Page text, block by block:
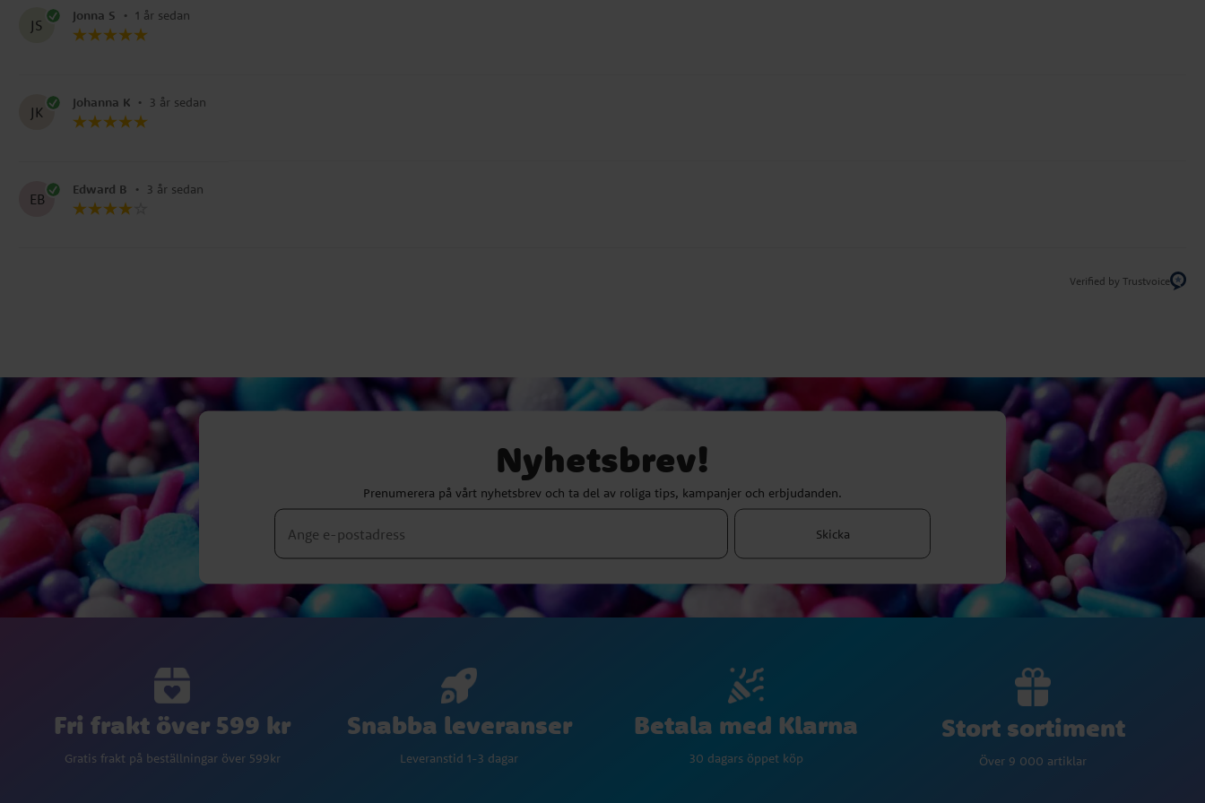
JS
Jonna S • 1 år sedan
JK
Johanna K • 3 år sedan
EB
Edward B • 3 år sedan
Verified by Trustvoice
Nyhetsbrev!
Prenumerera på vårt nyhetsbrev och ta del av roliga tips, kampanjer och erbjudanden.
Skicka
Fri frakt över 599 kr
Gratis frakt på beställningar över 599kr
Snabba leveranser
Leveranstid 1-3 dagar
Betala med Klarna
30 dagars öppet köp
Stort sortiment
Över 9 000 artiklar